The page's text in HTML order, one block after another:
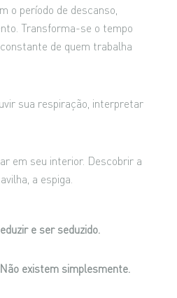
o período de descanso,
Transforma-se o tempo
de quem trabalha
sua respiração, interpretar
em seu interior. Descobrir a
a espiga.
e ser seduzido.
existem simplesmente.